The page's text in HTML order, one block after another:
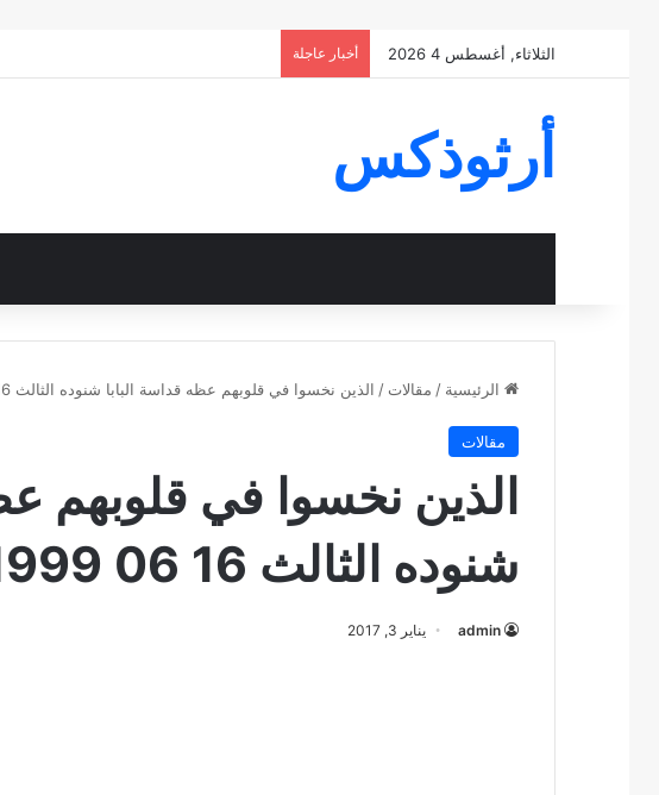
الثلاثاء, أغسطس 4 2026 أخبار عاجلة
أرثوذكس
الرئيسية / مقالات / الذين نخسوا في قلوبهم عظه قداسة البابا شنوده الثالث 16 06 1999 2
مقالات
الذين نخسوا في قلوبهم
شنوده الثالث 16 06 1999 2
admin يناير 3, 2017